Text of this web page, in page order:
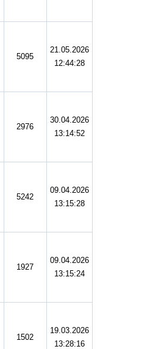
5095
21.05.2026
12:44:28
2976
30.04.2026
13:14:52
5242
09.04.2026
13:15:28
1927
09.04.2026
13:15:24
1502
19.03.2026
13:28:16